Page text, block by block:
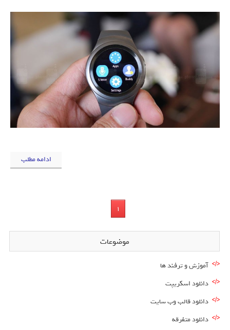
ادامه مطلب
1
موضوعات
آموزش و ترفند ها
دانلود اسکریپت
دانلود قالب وب سایت
دانلود متفرقه